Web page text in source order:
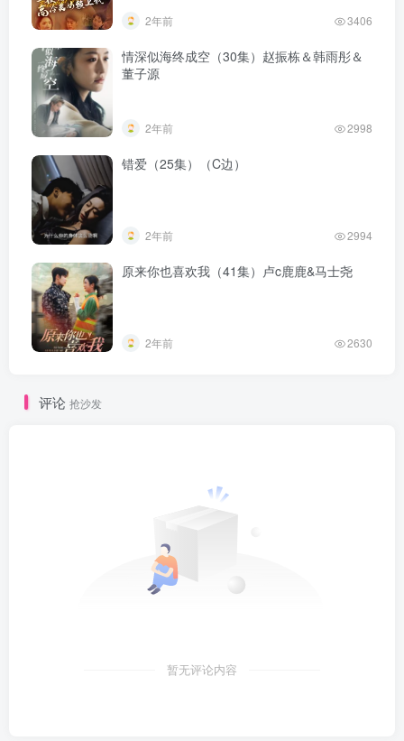
2年前 3406
情深似海终成空（30集）赵振栋＆韩雨彤＆
董子源
2年前 2998
错爱（25集）（C边）
2年前 2994
原来你也喜欢我（41集）卢c鹿鹿&马士尧
2年前 2630
评论 抢沙发
暂无评论内容